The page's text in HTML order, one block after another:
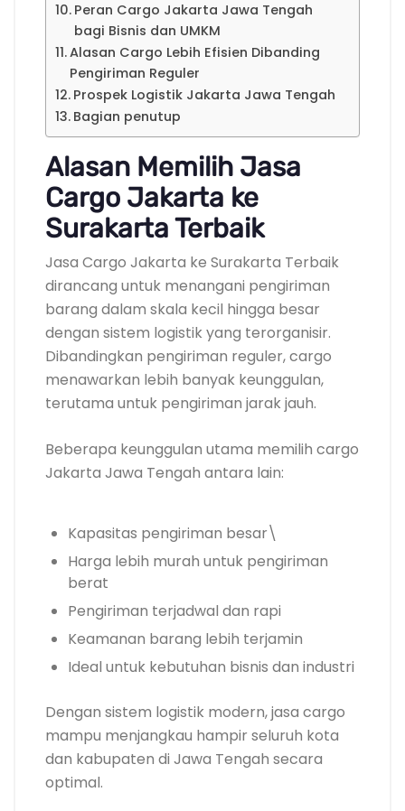
Peran Cargo Jakarta Jawa Tengah
bagi Bisnis dan UMKM
Alasan Cargo Lebih Efisien Dibanding
Pengiriman Reguler
Prospek Logistik Jakarta Jawa Tengah
Bagian penutup
Alasan Memilih Jasa
Cargo Jakarta ke
Surakarta Terbaik
Jasa Cargo Jakarta ke Surakarta Terbaik
dirancang untuk menangani pengiriman
barang dalam skala kecil hingga besar
dengan sistem logistik yang terorganisir.
Dibandingkan pengiriman reguler, cargo
menawarkan lebih banyak keunggulan,
terutama untuk pengiriman jarak jauh.
Beberapa keunggulan utama memilih cargo
Jakarta Jawa Tengah antara lain:
Kapasitas pengiriman besar\
Harga lebih murah untuk pengiriman
berat
Pengiriman terjadwal dan rapi
Keamanan barang lebih terjamin
Ideal untuk kebutuhan bisnis dan industri
Dengan sistem logistik modern, jasa cargo
mampu menjangkau hampir seluruh kota
dan kabupaten di Jawa Tengah secara
optimal.